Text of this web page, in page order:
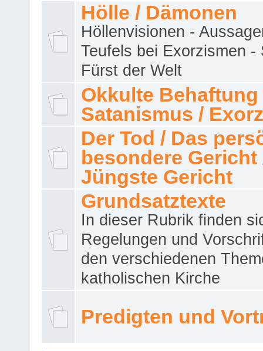
Hölle / Dämonen
Höllenvisionen -
Teufels bei Exorzismen -
Fürst der Welt
Okkulte Behaftung
Satanismus /
Der Tod / Das
besondere Gericht
Jüngste Gericht
Grundsatztexte
In dieser Rubrik finden
Regelungen und
den verschiedenen
katholischen Kirche
Predigten und